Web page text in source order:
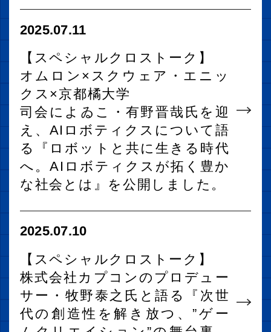
2025.07.11
【スペシャルクロストーク】
オムロン×スクウェア・エニッ
クス×京都橘大学
司会によゐこ・有野晋哉氏を迎
え、AIロボティクスについて語
る『ロボットと共に生きる時代
へ。AIロボティクスが拓く豊か
な社会とは』を公開しました。
2025.07.10
【スペシャルクロストーク】
株式会社カプコンのプロデュー
サー・牧野泰之氏と語る『次世
代の創造性を解き放つ、”ゲー